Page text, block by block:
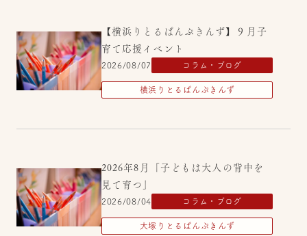
【横浜りとるぱんぷきんず】９月子
育て応援イベント
2026/08/07 コラム・ブログ
横浜りとるぱんぷきんず
2026年8月「子どもは大人の背中を
見て育つ」
2026/08/04 コラム・ブログ
大塚りとるぱんぷきんず